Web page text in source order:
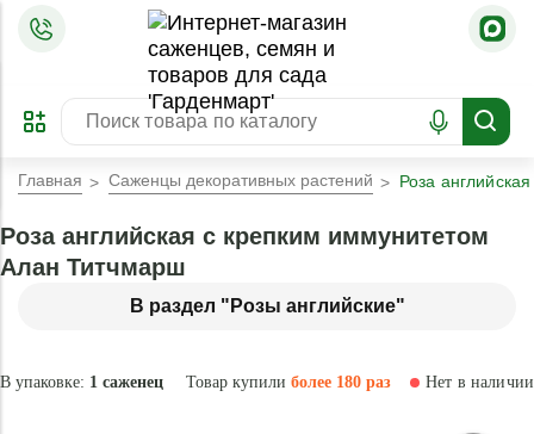
ПРЕДЗАКАЗ
ЗАБРОНИРОВАТЬ
ЛУЧШЕЕ
Главная Саженцы декоративных растений Роза
В раздел "Розы английские"
Роза английская с крепким иммунитетом
Алан Титчмарш
В упаковке: 1 саженец Товар купилиболее 180 раз Нет в наличии